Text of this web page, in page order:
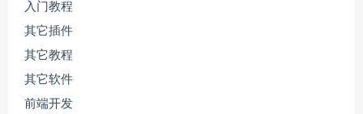
入门教程
其它插件
其它教程
其它软件
前端开发